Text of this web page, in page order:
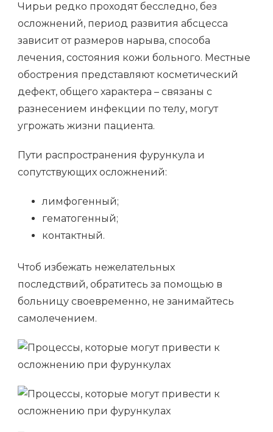
Чирьи редко проходят бесследно, без
осложнений, период развития абсцесса
зависит от размеров нарыва, способа
лечения, состояния кожи больного. Местные
обострения представляют косметический
дефект, общего характера – связаны с
разнесением инфекции по телу, могут
угрожать жизни пациента.
Пути распространения фурункула и
сопутствующих осложнений:
лимфогенный;
гематогенный;
контактный.
Чтоб избежать нежелательных
последствий, обратитесь за помощью в
больницу своевременно, не занимайтесь
самолечением.